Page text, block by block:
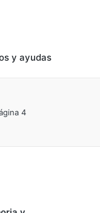
y ayudas
4